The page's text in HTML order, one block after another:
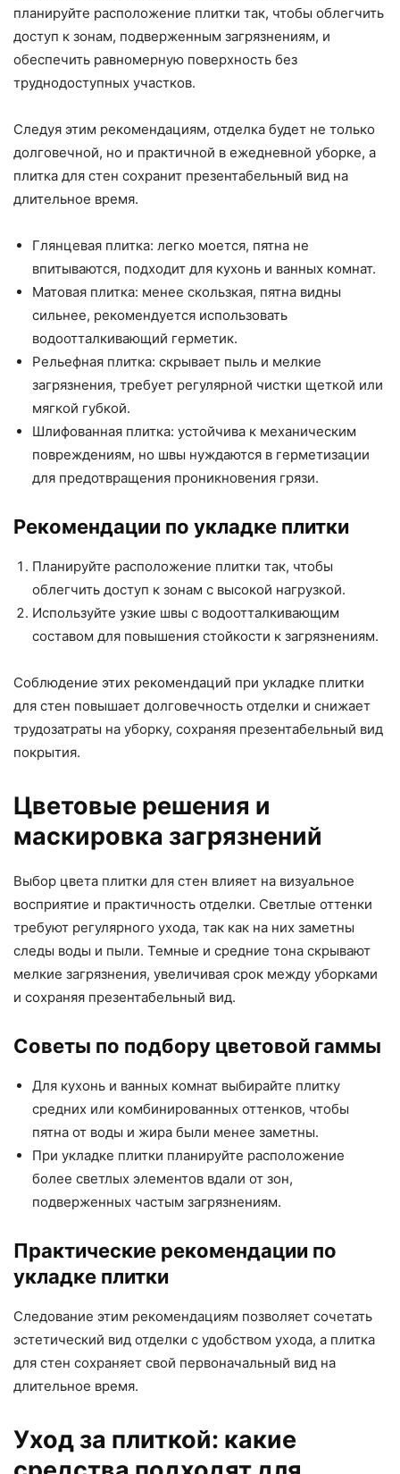
планируйте расположение плитки так, чтобы облегчить
доступ к зонам, подверженным загрязнениям, и
обеспечить равномерную поверхность без
труднодоступных участков.
Следуя этим рекомендациям, отделка будет не только
долговечной, но и практичной в ежедневной уборке, а
плитка для стен сохранит презентабельный вид на
длительное время.
Глянцевая плитка: легко моется, пятна не
впитываются, подходит для кухонь и ванных комнат.
Матовая плитка: менее скользкая, пятна видны
сильнее, рекомендуется использовать
водоотталкивающий герметик.
Рельефная плитка: скрывает пыль и мелкие
загрязнения, требует регулярной чистки щеткой или
мягкой губкой.
Шлифованная плитка: устойчива к механическим
повреждениям, но швы нуждаются в герметизации
для предотвращения проникновения грязи.
Рекомендации по укладке плитки
Планируйте расположение плитки так, чтобы
облегчить доступ к зонам с высокой нагрузкой.
Используйте узкие швы с водоотталкивающим
составом для повышения стойкости к загрязнениям.
Соблюдение этих рекомендаций при укладке плитки
для стен повышает долговечность отделки и снижает
трудозатраты на уборку, сохраняя презентабельный вид
покрытия.
Цветовые решения и
маскировка загрязнений
Выбор цвета плитки для стен влияет на визуальное
восприятие и практичность отделки. Светлые оттенки
требуют регулярного ухода, так как на них заметны
следы воды и пыли. Темные и средние тона скрывают
мелкие загрязнения, увеличивая срок между уборками
и сохраняя презентабельный вид.
Советы по подбору цветовой гаммы
Для кухонь и ванных комнат выбирайте плитку
средних или комбинированных оттенков, чтобы
пятна от воды и жира были менее заметны.
При укладке плитки планируйте расположение
более светлых элементов вдали от зон,
подверженных частым загрязнениям.
Практические рекомендации по
укладке плитки
Следование этим рекомендациям позволяет сочетать
эстетический вид отделки с удобством ухода, а плитка
для стен сохраняет свой первоначальный вид на
длительное время.
Уход за плиткой: какие